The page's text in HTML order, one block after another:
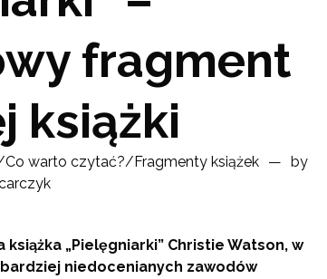
fragment
książki
Co warto czytać?/ Fragmenty książek
by
„Pielęgniarki” Christie Watson, w
niedocenianych zawodów